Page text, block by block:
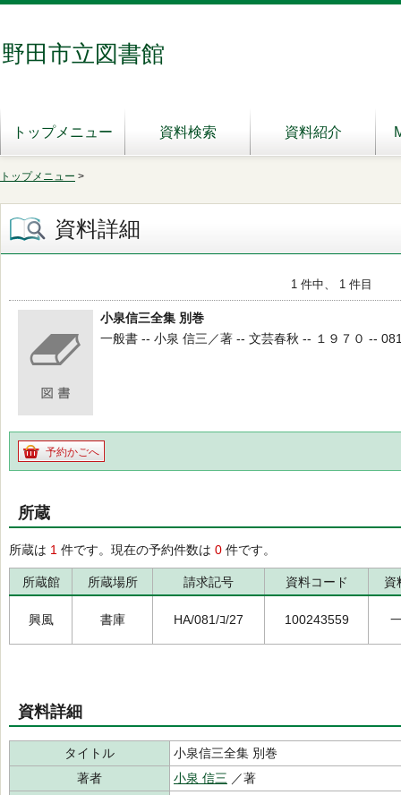
野田市立図書館
トップメニュー 資料検索 資料紹介
トップメニュー >
資料詳細
1 件中、 1 件目
小泉信三全集 別巻
一般書 -- 小泉 信三／著 -- 文芸春秋 -- １９７０ --
予約かごへ
所蔵
所蔵は 1 件です。現在の予約件数は 0 件です。
所蔵館 所蔵場所 請求記号 資料コード 資
興風 書庫 HA/081/ｺ/27 100243559
資料詳細
タイトル
小泉信三全集 別巻
著者
小泉 信三 ／著